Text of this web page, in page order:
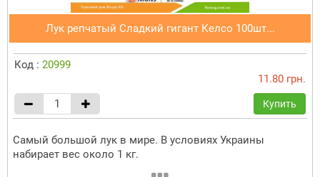
Лук репчатый Сладкий гигант Келсо 100шт...
Код : 20999
11.80 грн.
Купить
Самый большой лук в мире. В условиях Украины
набирает вес около 1 кг.